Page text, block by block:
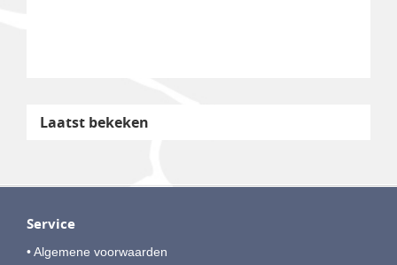
Laatst bekeken
Service
• Algemene voorwaarden